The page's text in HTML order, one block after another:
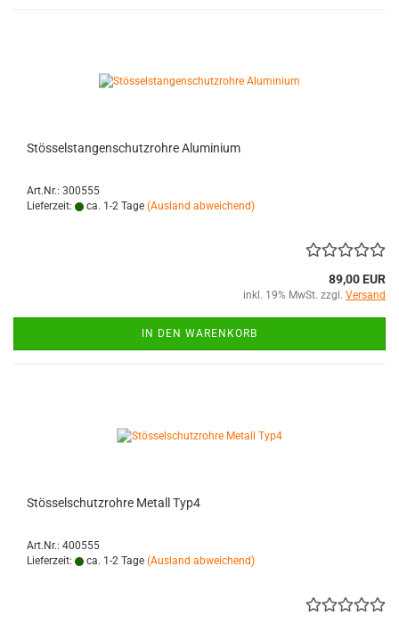
Stösselstangenschutzrohre Aluminium
Art.Nr.: 300555
Lieferzeit:
ca. 1-2 Tage (Ausland abweichend)
89,00 EUR
inkl. 19% MwSt. zzgl. Versand
IN DEN WARENKORB
Stösselschutzrohre Metall Typ4
Art.Nr.: 400555
Lieferzeit:
ca. 1-2 Tage (Ausland abweichend)